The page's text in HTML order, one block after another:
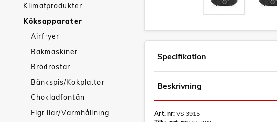
Klimatprodukter
Köksapparater
Airfryer
Bakmaskiner
Brödrostar
Bänkspis/Kokplattor
Chokladfontän
Elgrillar/Varmhållning
Specifikation
Beskrivning
Art. nr: VS-3915